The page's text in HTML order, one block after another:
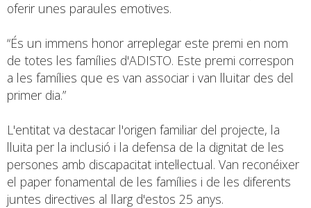
oferir unes paraules emotives.
“És un immens honor arreplegar este premi en nom
de totes les famílies d'ADISTO. Este premi correspon
a les famílies que es van associar i van lluitar des del
primer dia.”
L'entitat va destacar l'origen familiar del projecte, la
lluita per la inclusió i la defensa de la dignitat de les
persones amb discapacitat intel·lectual. Van reconéixer
el paper fonamental de les famílies i de les diferents
juntes directives al llarg d'estos 25 anys.